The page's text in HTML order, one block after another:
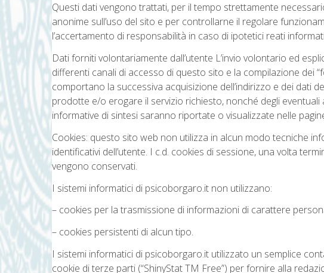
Questi dati vengono trattati, per il tempo strettamente
anonime sull’uso del sito e per controllarne il regolare
l’accertamento di responsabilità in caso di ipotetici reati
Dati forniti volontariamente dall’utente L’invio volontario ed
differenti canali di accesso di questo sito e la compilazione dei
comportano la successiva acquisizione dell’indirizzo e dei dati
prodotte e/o erogare il servizio richiesto, nonché degli eventuali
informative di sintesi saranno riportate o visualizzate nelle
Cookies: questo sito web non utilizza in alcun modo tecniche
identificativi dell’utente. I c.d. cookies di sessione, una volta
vengono conservati.
I sistemi informatici di psicoborgaro.it non utilizzano:
– cookies per la trasmissione di informazioni di carattere
– cookies persistenti di alcun tipo.
I sistemi informatici di psicoborgaro.it utilizzato un semplice
cookie di terze parti (“ShinyStat TM Free”) per fornire alla